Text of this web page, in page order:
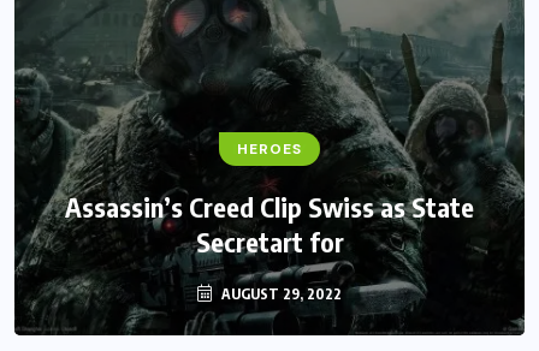
HEROES
Assassin’s Creed Clip Swiss as State
Secretart for
AUGUST 29, 2022
FANTASY
Monster Jam Titans success farms their
efforts
AUGUST 29, 2022